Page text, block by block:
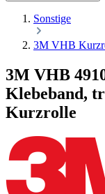
Sonstige
3M VHB
3M VHB
Klebeband,
Kurzrolle